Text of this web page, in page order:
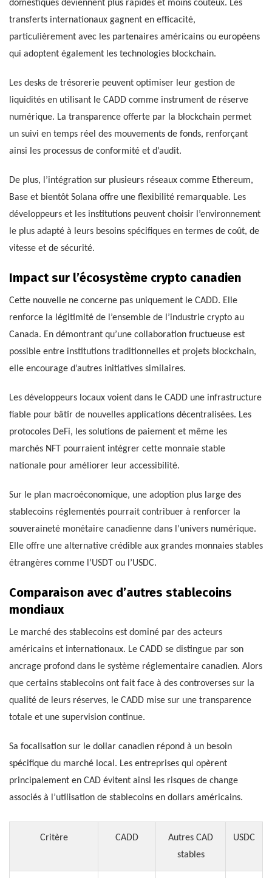
domestiques deviennent plus rapides et moins coûteux. Les
transferts internationaux gagnent en efficacité,
particulièrement avec les partenaires américains ou européens
qui adoptent également les technologies blockchain.
Les desks de trésorerie peuvent optimiser leur gestion de
liquidités en utilisant le CADD comme instrument de réserve
numérique. La transparence offerte par la blockchain permet
un suivi en temps réel des mouvements de fonds, renforçant
ainsi les processus de conformité et d’audit.
De plus, l’intégration sur plusieurs réseaux comme Ethereum,
Base et bientôt Solana offre une flexibilité remarquable. Les
développeurs et les institutions peuvent choisir l’environnement
le plus adapté à leurs besoins spécifiques en termes de coût, de
vitesse et de sécurité.
Impact sur l’écosystème crypto canadien
Cette nouvelle ne concerne pas uniquement le CADD. Elle
renforce la légitimité de l’ensemble de l’industrie crypto au
Canada. En démontrant qu’une collaboration fructueuse est
possible entre institutions traditionnelles et projets blockchain,
elle encourage d’autres initiatives similaires.
Les développeurs locaux voient dans le CADD une infrastructure
fiable pour bâtir de nouvelles applications décentralisées. Les
protocoles DeFi, les solutions de paiement et même les
marchés NFT pourraient intégrer cette monnaie stable
nationale pour améliorer leur accessibilité.
Sur le plan macroéconomique, une adoption plus large des
stablecoins réglementés pourrait contribuer à renforcer la
souveraineté monétaire canadienne dans l’univers numérique.
Elle offre une alternative crédible aux grandes monnaies stables
étrangères comme l’USDT ou l’USDC.
Comparaison avec d’autres stablecoins
mondiaux
Le marché des stablecoins est dominé par des acteurs
américains et internationaux. Le CADD se distingue par son
ancrage profond dans le système réglementaire canadien. Alors
que certains stablecoins ont fait face à des controverses sur la
qualité de leurs réserves, le CADD mise sur une transparence
totale et une supervision continue.
Sa focalisation sur le dollar canadien répond à un besoin
spécifique du marché local. Les entreprises qui opèrent
principalement en CAD évitent ainsi les risques de change
associés à l’utilisation de stablecoins en dollars américains.
Critère CADD
Autres CAD
stables
USDC